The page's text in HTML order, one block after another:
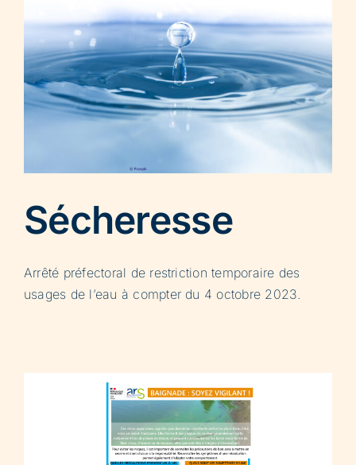
Sécheresse
Arrêté préfectoral de restriction temporaire des
usages de l’eau à compter du 4 octobre 2023.